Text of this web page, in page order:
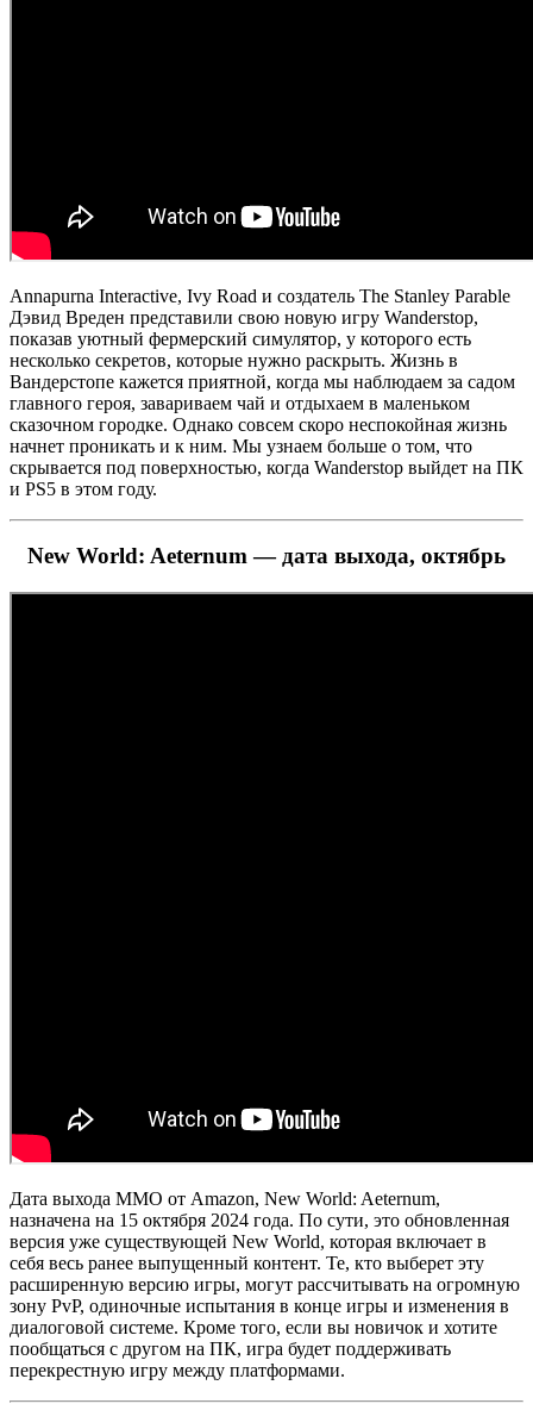
Annapurna Interactive, Ivy Road и создатель The Stanley Parable
Дэвид Вреден представили свою новую игру Wanderstop,
показав уютный фермерский симулятор, у которого есть
несколько секретов, которые нужно раскрыть. Жизнь в
Вандерстопе кажется приятной, когда мы наблюдаем за садом
главного героя, завариваем чай и отдыхаем в маленьком
сказочном городке. Однако совсем скоро неспокойная жизнь
начнет проникать и к ним. Мы узнаем больше о том, что
скрывается под поверхностью, когда Wanderstop выйдет на ПК
и PS5 в этом году.
New World: Aeternum — дата выхода, октябрь
Дата выхода MMO от Amazon, New World: Aeternum,
назначена на 15 октября 2024 года. По сути, это обновленная
версия уже существующей New World, которая включает в
себя весь ранее выпущенный контент. Те, кто выберет эту
расширенную версию игры, могут рассчитывать на огромную
зону PvP, одиночные испытания в конце игры и изменения в
диалоговой системе. Кроме того, если вы новичок и хотите
пообщаться с другом на ПК, игра будет поддерживать
перекрестную игру между платформами.